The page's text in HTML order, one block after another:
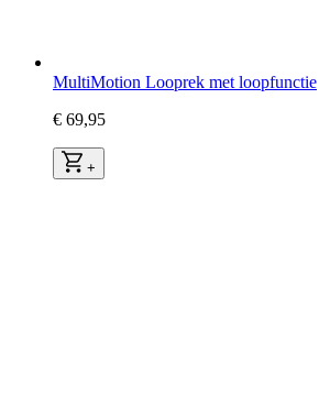
MultiMotion Looprek met loopfunctie
€ 69,95
+